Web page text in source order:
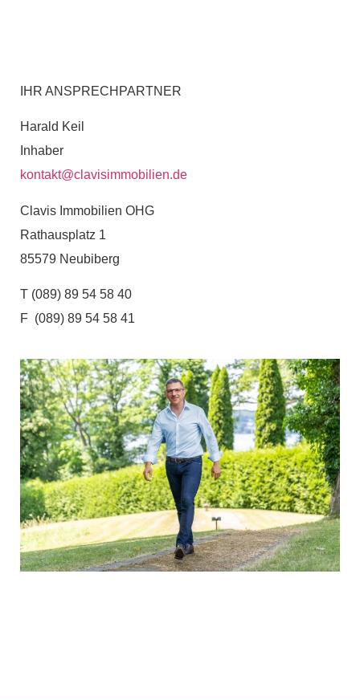
IHR ANSPRECHPARTNER
Harald Keil
Inhaber
kontakt@clavisimmobilien.de
Clavis Immobilien OHG
Rathausplatz 1
85579 Neubiberg
T (089) 89 54 58 40
F (089) 89 54 58 41